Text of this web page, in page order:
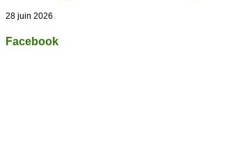
28 juin 2026
Facebook